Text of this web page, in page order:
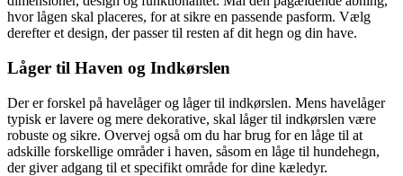
hvor lågen skal placeres, for at sikre en passende pasform. Vælg
derefter et design, der passer til resten af dit hegn og din have.
Låger til Haven og Indkørslen
Der er forskel på havelåger og låger til indkørslen. Mens havelåger
typisk er lavere og mere dekorative, skal låger til indkørslen være
robuste og sikre. Overvej også om du har brug for en låge til at
adskille forskellige områder i haven, såsom en låge til hundehegn,
der giver adgang til et specifikt område for dine kæledyr.